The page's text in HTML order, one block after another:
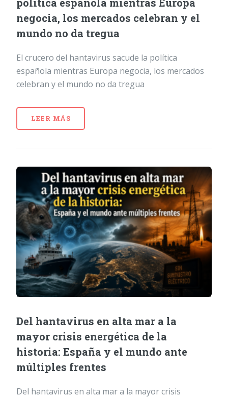
política española mientras Europa
negocia, los mercados celebran y el
mundo no da tregua
El crucero del hantavirus sacude la política
española mientras Europa negocia, los mercados
celebran y el mundo no da tregua
LEER MÁS
Del hantavirus en alta mar a la
mayor crisis energética de la
historia: España y el mundo ante
múltiples frentes
Del hantavirus en alta mar a la mayor crisis